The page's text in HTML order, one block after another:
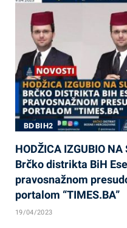
BD BIH2
HODŽICA IZGUBIO
Brčko distrikta BiH
pravosnažnom
portalom “TIMES.BA”
19/04/2023